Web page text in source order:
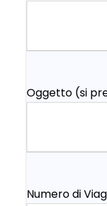
Oggetto (si
Numero di